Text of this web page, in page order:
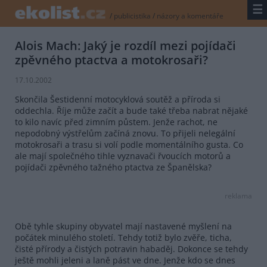
/ publicistika / názory a komentáře ☰
Alois Mach: Jaký je rozdíl mezi pojídači
zpěvného ptactva a motokrosaři?
17.10.2002
Skončila Šestidenní motocyklová soutěž a příroda si
oddechla. Říje může začít a bude také třeba nabrat nějaké
to kilo navíc před zimním půstem. Jenže rachot, ne
nepodobný výstřelům začíná znovu. To přijeli nelegální
motokrosaři a trasu si volí podle momentálního gusta. Co
ale mají společného tihle vyznavači řvoucích motorů a
pojídači zpěvného tažného ptactva ze Španělska?
reklama
Obě tyhle skupiny obyvatel mají nastavené myšlení na
počátek minulého století. Tehdy totiž bylo zvěře, ticha,
čisté přírody a čistých potravin habaděj. Dokonce se tehdy
ještě mohli jeleni a laně pást ve dne. Jenže kdo se dnes